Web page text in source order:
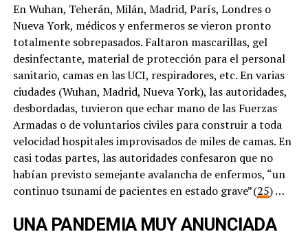
En Wuhan, Teherán, Milán, Madrid, París, Londres o
Nueva York, médicos y enfermeros se vieron pronto
totalmente sobrepasados. Faltaron mascarillas, gel
desinfectante, material de protección para el personal
sanitario, camas en las UCI, respiradores, etc. En varias
ciudades (Wuhan, Madrid, Nueva York), las autoridades,
desbordadas, tuvieron que echar mano de las Fuerzas
Armadas o de voluntarios civiles para construir a toda
velocidad hospitales improvisados de miles de camas. En
casi todas partes, las autoridades confesaron que no
habían previsto semejante avalancha de enfermos, “un
continuo tsunami de pacientes en estado grave” (25) …
UNA PANDEMIA MUY ANUNCIADA